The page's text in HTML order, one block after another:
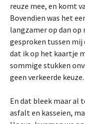
reuze mee, en komt
Bovendien was het
langzamer op dan op
gesproken tussen mij
dat ik op het kaartje
sommige stukken
geen verkeerde
En dat bleek maar al
asfalt en kasseien,